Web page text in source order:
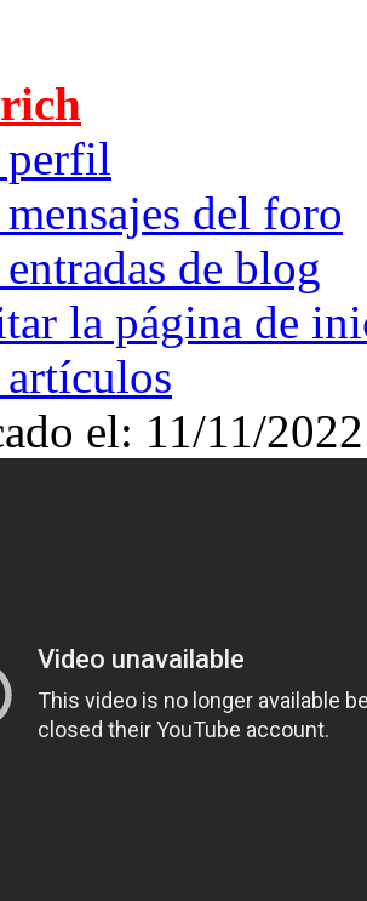
perfil
del foro
de blog
la página de
el: 11/11/